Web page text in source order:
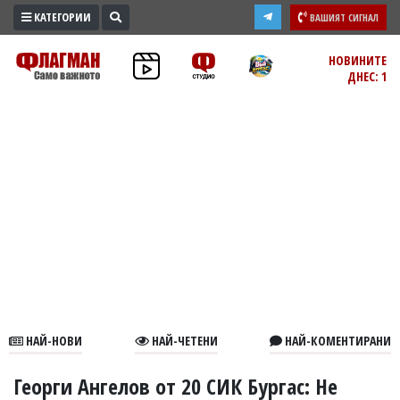
ПРОМО
ЗОНА
В
КАТЕГОРИИ ВАШИЯТ СИГНАЛ
НОВИНИТЕ
ДНЕС: 1
НАЙ-НОВИ НАЙ-ЧЕТЕНИ НАЙ-КОМЕНТИРАНИ
Георги Ангелов от 20 СИК Бургас: Не